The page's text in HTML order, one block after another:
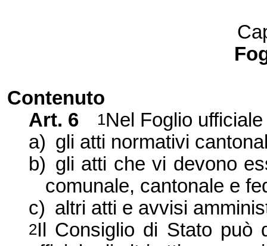
Contenuto
Art. 6
1Nel Foglio
a) gli atti normativi
b) gli atti che vi devono
comunale, cantonale e
c) altri atti e avvisi
2I l Consiglio di Stato può